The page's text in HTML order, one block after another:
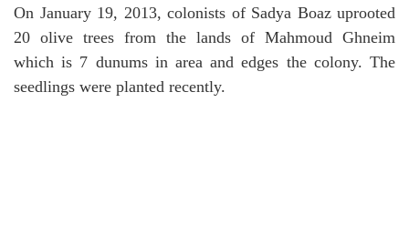
On January 19, 2013, colonists of Sadya Boaz uprooted
20 olive trees from the lands of Mahmoud Ghneim
which is 7 dunums in area and edges the colony. The
seedlings were planted recently.